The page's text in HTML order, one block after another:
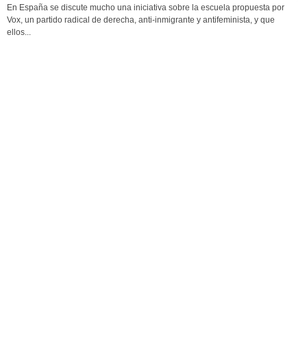
En España se discute mucho una iniciativa sobre la escuela propuesta por
Vox, un partido radical de derecha, anti-inmigrante y antifeminista, y que
ellos...